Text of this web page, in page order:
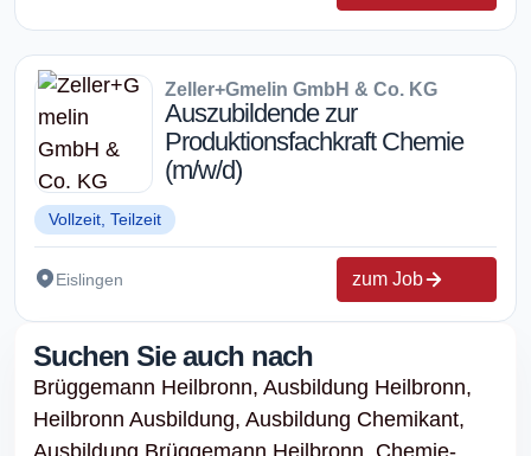
Zeller+Gmelin GmbH & Co. KG
Auszubildende zur
Produktionsfachkraft Chemie
(m/w/d)
Vollzeit, Teilzeit
Eislingen zum Job
Suchen Sie auch nach
Brüggemann Heilbronn, Ausbildung Heilbronn,
Heilbronn Ausbildung, Ausbildung Chemikant,
Ausbildung Brüggemann Heilbronn, Chemie-